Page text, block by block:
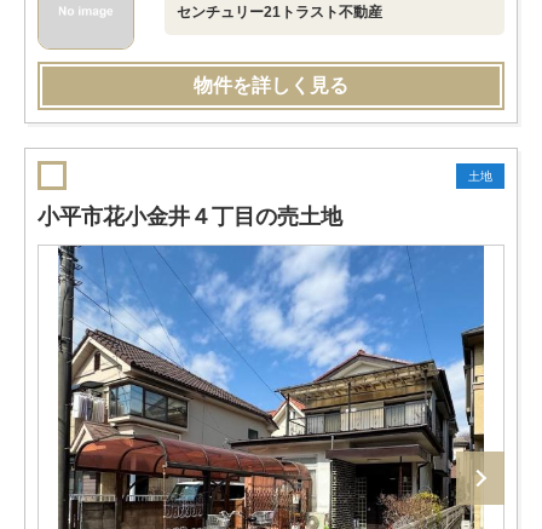
センチュリー21トラスト不動産
物件を詳しく見る
土地
小平市花小金井４丁目の売土地